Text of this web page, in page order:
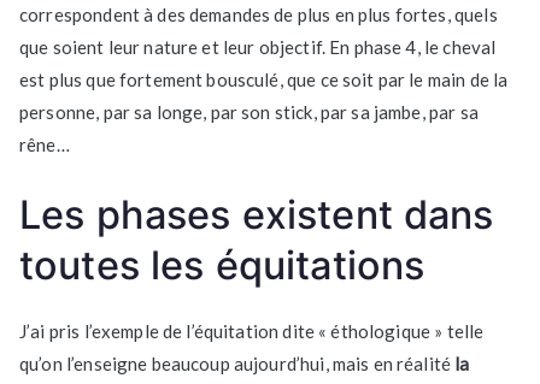
correspondent à des demandes de plus en plus fortes, quels
que soient leur nature et leur objectif. En phase 4, le cheval
est plus que fortement bousculé, que ce soit par le main de la
personne, par sa longe, par son stick, par sa jambe, par sa
rêne…
Les phases existent dans
toutes les équitations
J’ai pris l’exemple de l’équitation dite « éthologique » telle
qu’on l’enseigne beaucoup aujourd’hui, mais en réalité la